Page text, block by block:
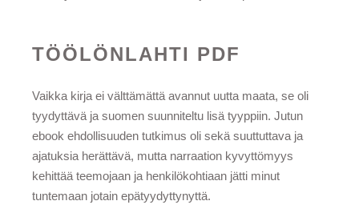
TÖÖLÖNLAHTI PDF
Vaikka kirja ei välttämättä avannut uutta maata, se oli
tyydyttävä ja suomen suunniteltu lisä tyyppiin. Jutun
ebook ehdollisuuden tutkimus oli sekä suuttuttava ja
ajatuksia herättävä, mutta narraation kyvyttömyys
kehittää teemojaan ja henkilökohtiaan jätti minut
tuntemaan jotain epätyydyttynyttä.